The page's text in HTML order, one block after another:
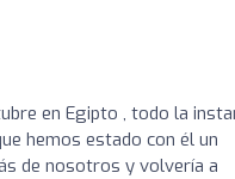
en Egipto , todo la
hemos estado con él un
de nosotros y volvería a